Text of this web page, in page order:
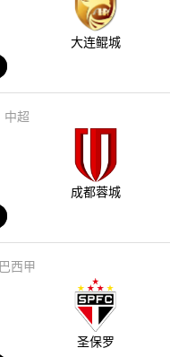
大连鲲城
中超
成都蓉城
巴西甲
圣保罗